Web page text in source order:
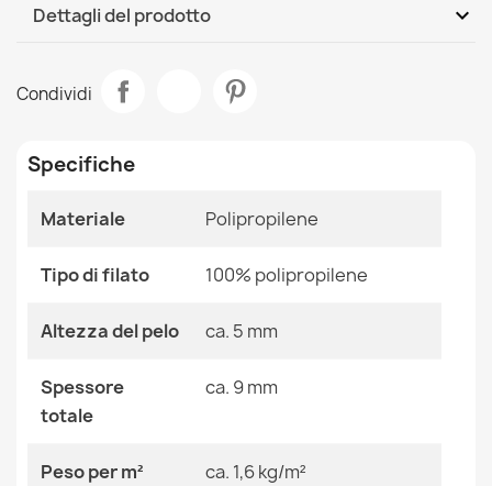
Tappeto FASCIATEL - TOPPOLINO crema
53,90 €
53,90 €
Tappeto FASCIATEL - TOPPOLINO blu
Dettagli del prodotto expand_more
Dimensioni
Colore Bianco
Tessuto Polipropilene
Forma Rettangolare
Motivo
Ean13 2000000112466
Condividi
Specifiche
Materiale Polipropilene
Tipo di filato 100% polipropilene
Altezza del pelo ca. 5 mm
Spessore
totale
ca. 9 mm
Peso per m² ca. 1,6 kg/m²